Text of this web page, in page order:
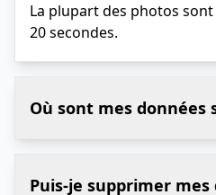
La plupart des photos
20 secondes.
Où sont mes données
Puis-je supprimer mes